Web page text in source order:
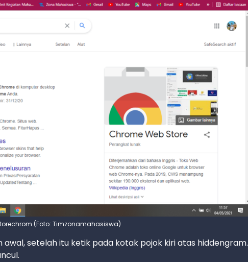
(Foto: Timzonamahasiswa)
awal, setelah itu ketik pada kotak pojok kiri atas hiddengram.